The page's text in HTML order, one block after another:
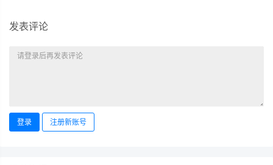
发表评论
登录 注册新账号